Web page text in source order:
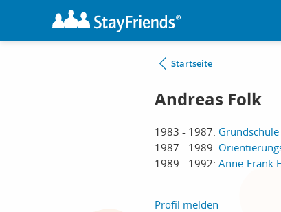
Startseite
Andreas Folk
1983 - 1987:
1987 - 1989:
1989 - 1992: Anne-Frank
Profil melden